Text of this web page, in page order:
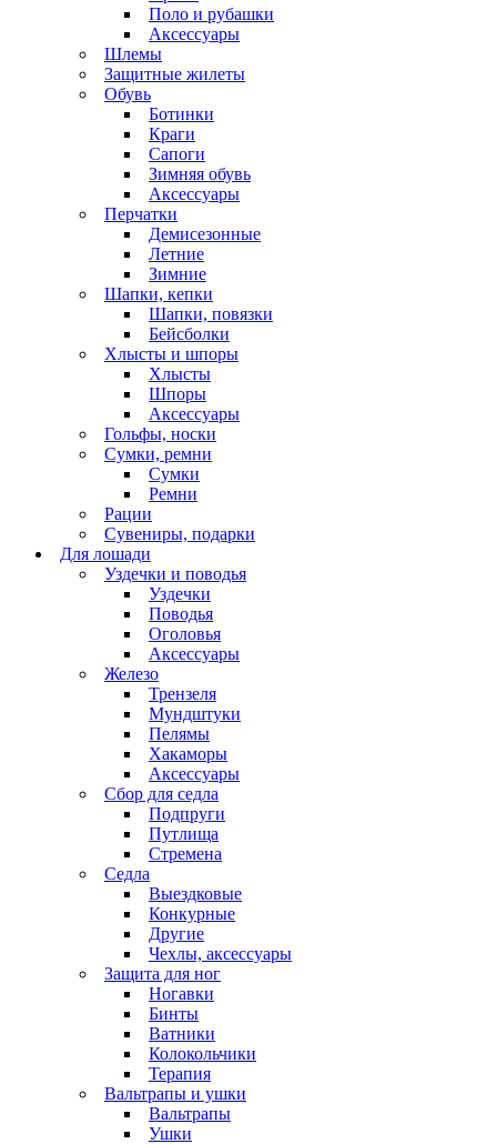
Поло и рубашки
Аксессуары
Шлемы
Защитные жилеты
Обувь
Ботинки
Краги
Сапоги
Зимняя обувь
Аксессуары
Перчатки
Демисезонные
Летние
Зимние
Шапки, кепки
Шапки, повязки
Бейсболки
Хлысты и шпоры
Хлысты
Шпоры
Аксессуары
Гольфы, носки
Сумки, ремни
Сумки
Ремни
Рации
Сувениры, подарки
Для лошади
Уздечки и поводья
Уздечки
Поводья
Оголовья
Аксессуары
Железо
Трензеля
Мундштуки
Пелямы
Хакаморы
Аксессуары
Сбор для седла
Подпруги
Путлища
Стремена
Седла
Выездковые
Конкурные
Другие
Чехлы, аксессуары
Защита для ног
Ногавки
Бинты
Ватники
Колокольчики
Терапия
Вальтрапы и ушки
Вальтрапы
Ушки